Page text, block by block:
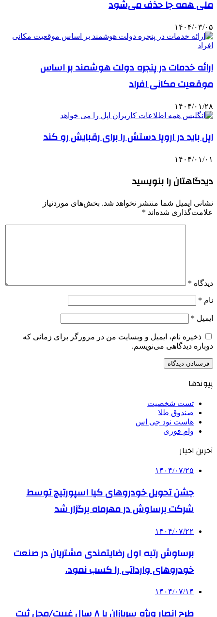
ملی همه جا حذف می‌شود
۱۴۰۴/۰۳/۰۵
ارائه خدمات در پنجره دولت هوشمند بر اساس
موقعیت مکانی افراد
۱۴۰۴/۰۱/۲۸
اپل باید در اروپا دستش را برای رقبایش رو کند
۱۴۰۴/۰۱/۰۱
دیدگاهتان را بنویسید
نشانی ایمیل شما منتشر نخواهد شد. بخش‌های موردنیاز
علامت‌گذاری شده‌اند *
دیدگاه *
نام *
ایمیل *
ذخیره نام، ایمیل و وبسایت من در مرورگر برای زمانی که
دوباره دیدگاهی می‌نویسم.
پیوندها
تست شخصیت
صندوق طلا
هاست نود جی اس
وام فوری
آخرین اخبار
۱۴۰۴/۰۷/۲۵
جشن تحویل خودروهای کیا اسپورتیج توسط
شرکت برساوش در مهرماه برگزار شد
۱۴۰۴/۰۷/۲۲
برساوش رتبه اول رضایتمندی مشتریان در صنعت
خودروهای وارداتی را کسب نمود.
۱۴۰۴/۰۷/۱۴
طرح انصار ویژه سربازان با ۸ سال غیبت/محل ثبت